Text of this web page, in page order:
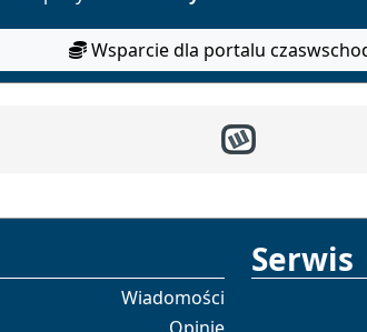
Wsparcie dla portalu
Wiadomości
Serwis